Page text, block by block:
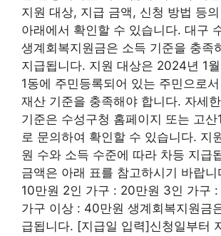
지원 대상, 지급 금액, 신청 방법 등
아래에서 확인할 수 있습니다. 대구
생계회복지원금은 소득 기준을 충족
지급됩니다. 지원 대상은 2024년 1
1동에 주민등록되어 있는 주민으로
재산 기준을 충족해야 합니다. 자세
기준은 수성구청 홈페이지 또는 고산
로 문의하여 확인할 수 있습니다. 지
원 수와 소득 수준에 따라 차등 지급
금액은 아래 표를 참고하시기 바랍니
10만원 2인 가구 : 20만원 3인 가구
가구 이상 : 40만원 생계회복지원금
급됩니다. [지급일 입력]신청일부터